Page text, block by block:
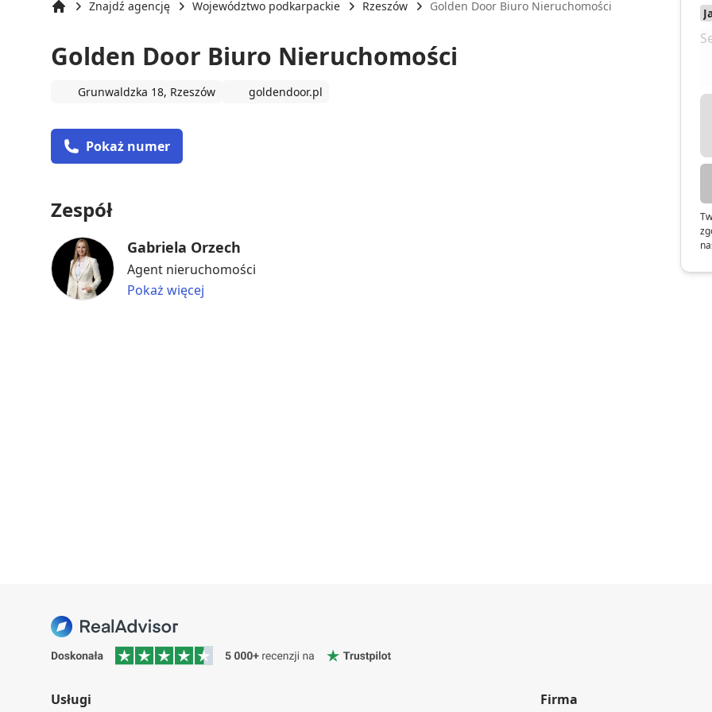
Znajdź agencję Województwo podkarpackie Rzeszów Golden Door Biuro Nieruchomości
Golden Door Biuro Nieruchomości
Grunwaldzka 18, Rzeszów goldendoor.pl
Pokaż numer
Zespół
Gabriela Orzech
Agent nieruchomości
Pokaż więcej
Usługi Firma